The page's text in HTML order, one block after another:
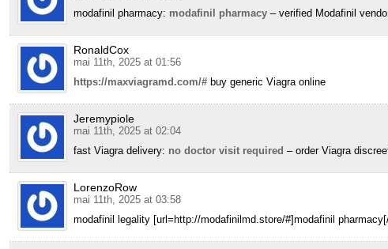
modafinil pharmacy: modafinil pharmacy– verified Modafinil
RonaldCox
mai 11th, 2025 at 01:56
https://maxviagramd.com/#buy generic Viagra online
Jeremypiole
mai 11th, 2025 at 02:04
fast Viagra delivery: no doctor visit required – order Viagra
LorenzoRow
mai 11th, 2025 at 03:58
modafinil legality [url=http://modafinilmd.store/#]modafinil